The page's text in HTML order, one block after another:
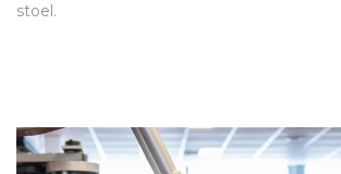
stoel.